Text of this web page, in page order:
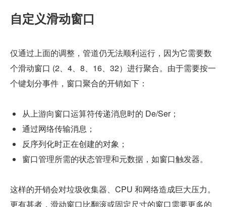
自定义滑动窗口
仅通过上面的调整，管道仍无法顺利运行，因为它需要数
个滑动窗口 (2、4、8、16、32）进行聚合。由于需要按一
个键划分事件，窗口聚合的开销如下：
从上游向窗口运算符传递消息时的 De/Ser；
通过网络传输消息；
反序列化时正在创建的对象；
窗口管理所需的状态管理和元数据，如窗口触发器。
这样的开销会对垃圾收集器、CPU 和网络造成巨大压力。
更有甚者，滑动窗口比翻滚或固定尺寸的窗口需要更多的